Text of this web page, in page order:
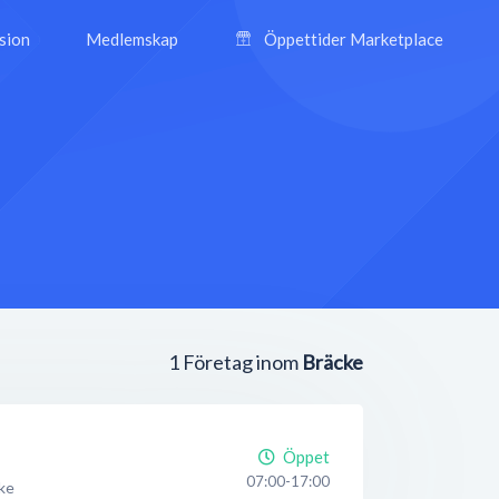
Medlemskap Öppettider Marketplace
1 Företag inom Bräcke
Öppet
07:00-17:00